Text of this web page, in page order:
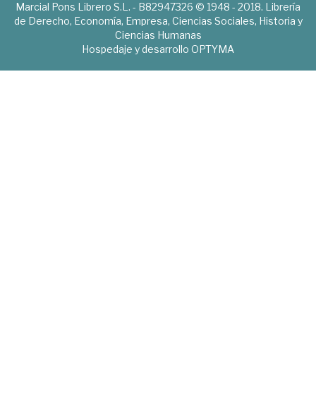
Marcial Pons Librero S.L. - B82947326 © 1948 - 2018. Librería
de Derecho, Economía, Empresa, Ciencias Sociales, Historia y
Ciencias Humanas
Hospedaje y desarrollo OPTYMA